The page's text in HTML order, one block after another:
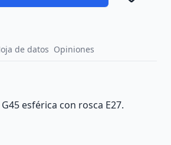
de datos Opiniones
esférica con rosca E27.